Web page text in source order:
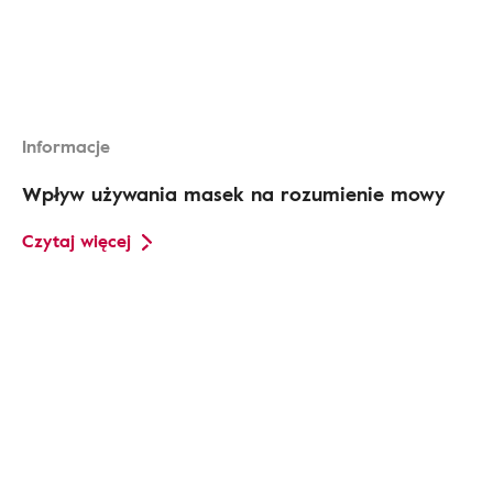
Informacje
Wpływ używania masek na rozumienie mowy
Czytaj więcej